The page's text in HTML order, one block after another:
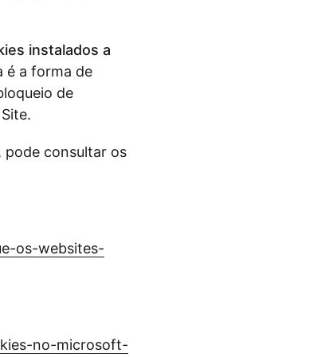
instalados a
é a forma de
de
pode consultar os
os-websites-
no-microsoft-